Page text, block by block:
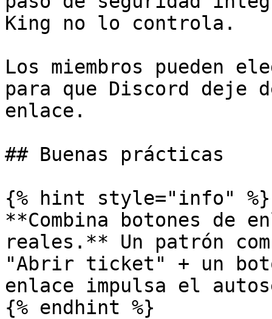
King no lo controla.
Los miembros
para que Discord deje
enlace.
## Buenas prácticas
{% hint style="info" %}
**Combina botones de
reales.** Un patrón
"Abrir ticket" + un
enlace impulsa el
{% endhint %}